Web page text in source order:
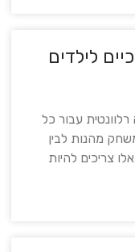
לילדים
עבור כל
מהנות לבין
צריכים להיות